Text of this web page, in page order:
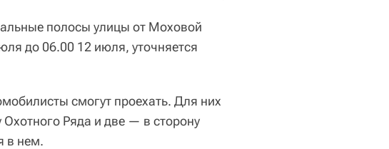
полосы улицы от Моховой
до 06.00 12 июля, уточняется
смогут проехать. Для них
Ряда и две — в сторону
в нем.